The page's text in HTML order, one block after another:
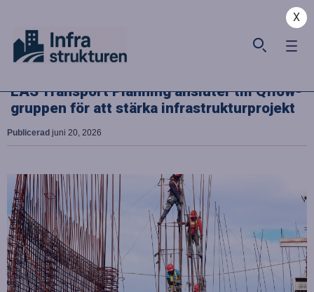
X
EAS Transport Planning ansluter till Qflow-
gruppen för att stärka infrastrukturprojekt
Publicerad juni 20, 2026